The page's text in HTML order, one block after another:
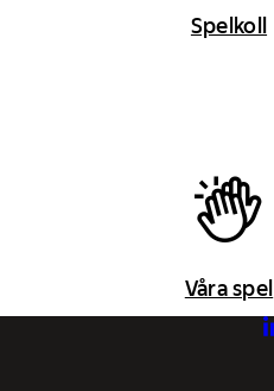
Spelkoll
Våra spel